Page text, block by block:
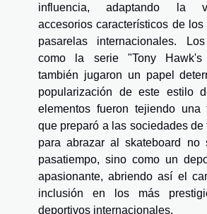
influencia, adaptando la
accesorios característicos de
pasarelas internacionales.
como la serie "Tony Hawk's
también jugaron un papel
popularización de este estilo
elementos fueron tejiendo
que preparó a las sociedades de
para abrazar al skateboard no
pasatiempo, sino como un
apasionante, abriendo así el
inclusión en los más
deportivos internacionales.